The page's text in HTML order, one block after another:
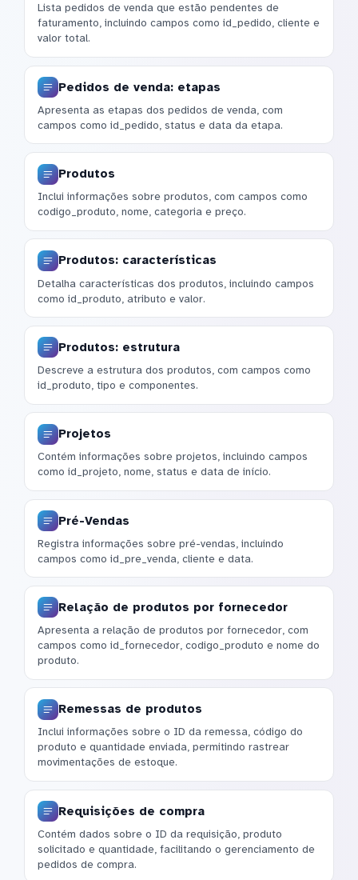
Lista pedidos de venda que estão pendentes de
faturamento, incluindo campos como id_pedido, cliente e
valor total.
Pedidos de venda: etapas
Apresenta as etapas dos pedidos de venda, com
campos como id_pedido, status e data da etapa.
Produtos
Inclui informações sobre produtos, com campos como
codigo_produto, nome, categoria e preço.
Produtos: características
Detalha características dos produtos, incluindo campos
como id_produto, atributo e valor.
Produtos: estrutura
Descreve a estrutura dos produtos, com campos como
id_produto, tipo e componentes.
Projetos
Contém informações sobre projetos, incluindo campos
como id_projeto, nome, status e data de início.
Pré-Vendas
Registra informações sobre pré-vendas, incluindo
campos como id_pre_venda, cliente e data.
Relação de produtos por fornecedor
Apresenta a relação de produtos por fornecedor, com
campos como id_fornecedor, codigo_produto e nome do
produto.
Remessas de produtos
Inclui informações sobre o ID da remessa, código do
produto e quantidade enviada, permitindo rastrear
movimentações de estoque.
Requisições de compra
Contém dados sobre o ID da requisição, produto
solicitado e quantidade, facilitando o gerenciamento de
pedidos de compra.